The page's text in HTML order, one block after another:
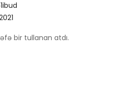
bir tullanan atdı.